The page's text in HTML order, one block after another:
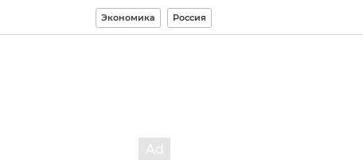
Экономика Россия